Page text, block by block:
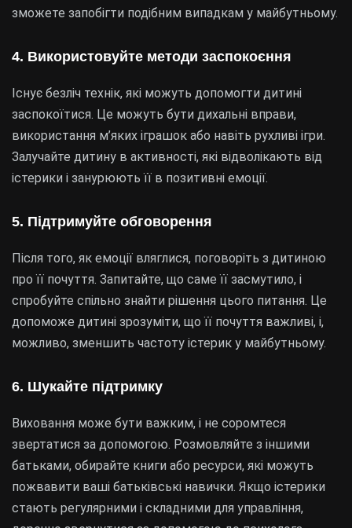
зможете запобігти подібним випадкам у майбутньому.
4. Використовуйте методи заспокоєння
Існує безліч технік, які можуть допомогти дитині
заспокоїтися. Це можуть бути дихальні вправи,
використання м’яких іграшок або навіть рухливі ігри.
Залучайте дитину в активності, які відволікають від
істерики і занурюють її в позитивні емоції.
5. Підтримуйте обговорення
Після того, як емоції вляглися, поговоріть з дитиною
про її почуття. Запитайте, що саме її засмутило, і
спробуйте спільно знайти рішення цього питання. Це
допоможе дитині зрозуміти, що її почуття важливі, і,
можливо, зменшить частоту істерик у майбутньому.
6. Шукайте підтримку
Виховання може бути важким, і не соромтеся
звертатися за допомогою. Розмовляйте з іншими
батьками, обирайте книги або ресурси, які можуть
пожвавити ваші батьківські навички. Якщо істерики
стають регулярними і складними для управління,